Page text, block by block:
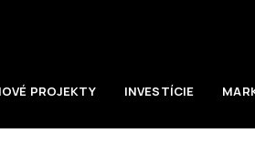
PROJEKTY INVESTÍCIE